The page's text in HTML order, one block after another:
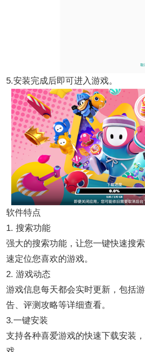
5.安装完成后即可进入游戏。
软件特点
1. 搜索功能
强大的搜索功能，让您一键快速搜
速定位您喜欢的游戏。
2. 游戏动态
游戏信息每天都会实时更新，包括
告、评测攻略等详细查看。
3.一键安装
支持各种喜爱游戏的快速下载安装